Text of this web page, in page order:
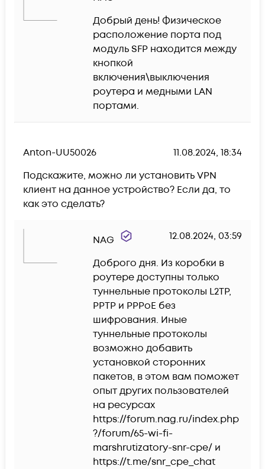
Добрый день! Физическое
расположение порта под
модуль SFP находится между
кнопкой
включения\выключения
роутера и медными LAN
портами.
Anton-UU50026
11.08.2024, 18:34
Подскажите, можно ли установить VPN
клиент на данное устройство? Если да, то
как это сделать?
NAG 12.08.2024, 03:59
Доброго дня. Из коробки в
роутере доступны только
туннельные протоколы L2TP,
PPTP и PPPoE без
шифрования. Иные
туннельные протоколы
возможно добавить
установкой сторонних
пакетов, в этом вам поможет
опыт других пользователей
на ресурсах
https://forum.nag.ru/index.php
?/forum/65-wi-fi-
marshrutizatory-snr-cpe/ и
https://t.me/snr_cpe_chat